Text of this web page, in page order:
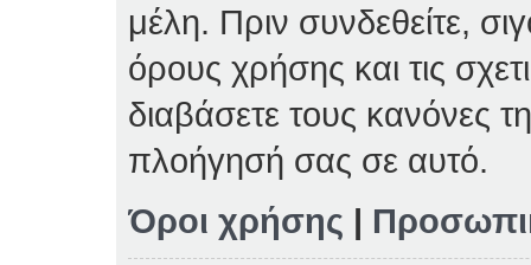
μέλη. Πριν συνδεθείτε,
όρους χρήσης και τις
διαβάσετε τους κανόνες
πλοήγησή σας σε αυτό.
Όροι χρήσης |